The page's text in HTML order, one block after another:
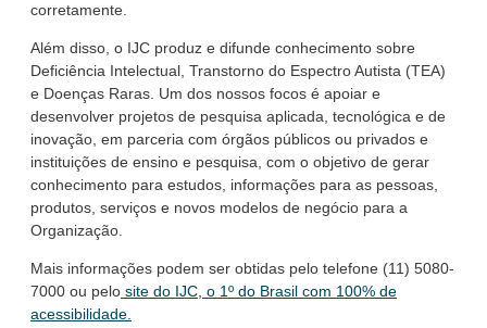
corretamente.
Além disso, o IJC produz e difunde conhecimento sobre
Deficiência Intelectual, Transtorno do Espectro Autista (TEA)
e Doenças Raras. Um dos nossos focos é apoiar e
desenvolver projetos de pesquisa aplicada, tecnológica e de
inovação, em parceria com órgãos públicos ou privados e
instituições de ensino e pesquisa, com o objetivo de gerar
conhecimento para estudos, informações para as pessoas,
produtos, serviços e novos modelos de negócio para a
Organização.
Mais informações podem ser obtidas pelo telefone (11) 5080-
7000 ou pelo site do IJC, o 1º do Brasil com 100% de
acessibilidade.